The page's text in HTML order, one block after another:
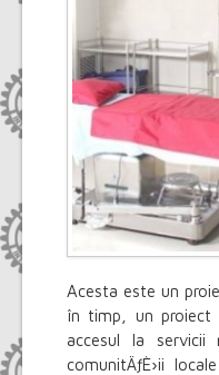
Acesta este un
în timp, un proiect
accesul la servicii
comunitÄƒÈ›ii